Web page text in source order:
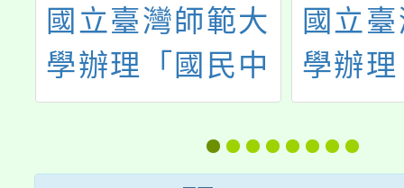
國立臺灣師範大
學辦理「國民中
學學習扶助補強
暨適性課程模組
國立
學辦
室關